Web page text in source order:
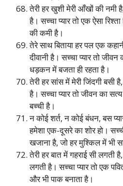
तेरी हर खुशी मेरी आँखों की नमी
है। सच्चा प्यार तो एक ऐसा
की कमी है।
तेरे साथ बिताया हर पल एक
दीवानी है। सच्चा प्यार तो
धड़कन में बजता ही रहता है।
तेरी हर सांस में मेरी जिंदगी बसी
है। सच्चा प्यार तो जीवन का
बच्ची है।
न कोई शर्त, न कोई बंधन, बस
हमेशा एक-दूसरे का शोर हो।
खजाना है, जो हर मुश्किल में भी
तेरी हर बात में गहराई सी लगती
लगती है। सच्चा प्यार तो एक
और भी पाक बनाता है।